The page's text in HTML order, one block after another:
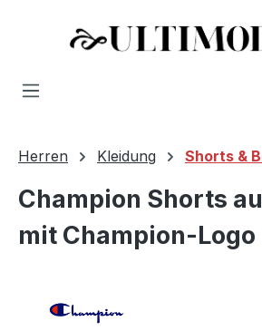
Zum Hauptinhalt springen
Herren Kleidung Shorts &
Champion Shorts
mit Champion-